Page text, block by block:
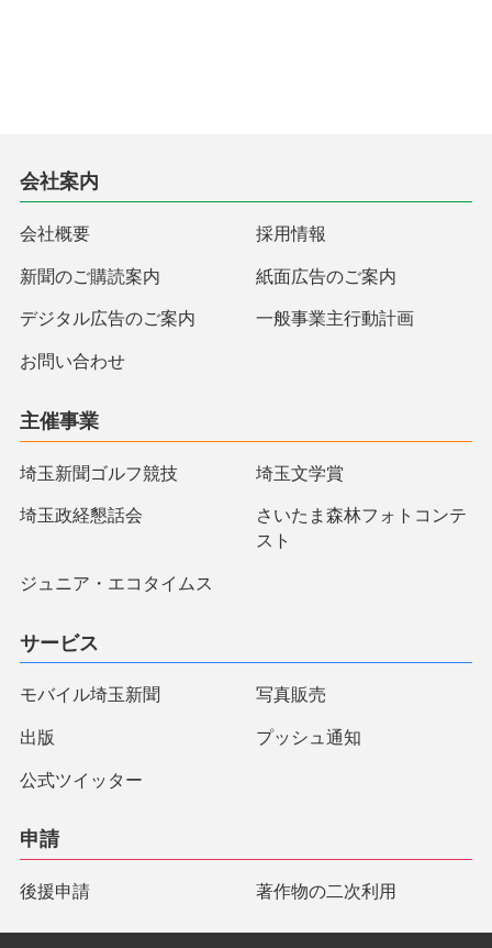
会社案内
会社概要 採用情報
新聞のご購読案内 紙面広告のご案内
デジタル広告のご案内 一般事業主行動計画
お問い合わせ
主催事業
埼玉新聞ゴルフ競技 埼玉文学賞
埼玉政経懇話会
さいたま森林フォトコンテ
スト
ジュニア・エコタイムス
サービス
モバイル埼玉新聞 写真販売
出版 プッシュ通知
公式ツイッター
申請
後援申請 著作物の二次利用